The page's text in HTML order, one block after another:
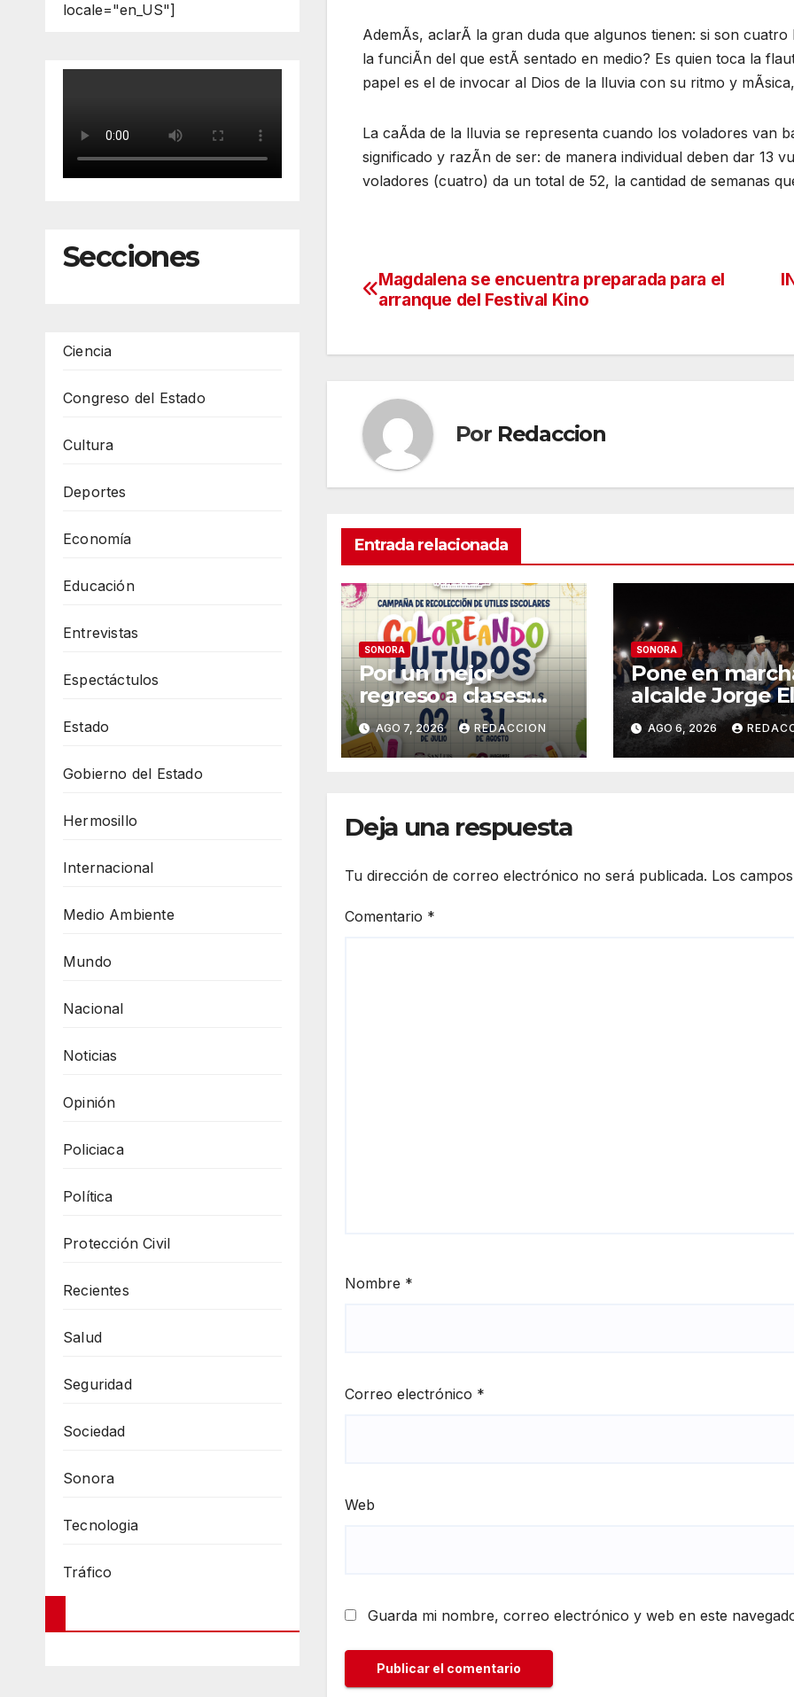
locale="en_US"]
Secciones
Ciencia
Congreso del Estado
Cultura
Deportes
Economía
Educación
Entrevistas
Espectáctulos
Estado
Gobierno del Estado
Hermosillo
Internacional
Medio Ambiente
Mundo
Nacional
Noticias
Opinión
Policiaca
Política
Protección Civil
Recientes
Salud
Seguridad
Sociedad
Sonora
Tecnologia
Tráfico
AdemÃs, aclarÃ la gran duda que algunos tienen: si son
la funciÃn del que estÃ sentado en medio? Es quien toca la
papel es el de invocar al Dios de la lluvia con su ritmo y
La caÃda de la lluvia se representa cuando los voladores van
significado y razÃn de ser: de manera individual deben dar 13
voladores (cuatro) da un total de 52, la cantidad de semanas
Navegación
entradas
Magdalena se encuentra preparada para el
arranque del Festival Kino
Por Redaccion
Entrada relacionada
SONORA
Por un mejor
regreso a clases:
Continúa la
campaña de
recolección de
AGO 7, 2026 REDACCION
SONORA
Pone en
alcalde Jorge
nuevo pozo en
Tierra Blanca,
Suministrará 20
AGO 6, 2026
Deja una respuesta
Tu dirección de correo electrónico no será publicada. Los
Comentario *
Nombre *
Correo electrónico *
Web
Guarda mi nombre, correo electrónico y web en este